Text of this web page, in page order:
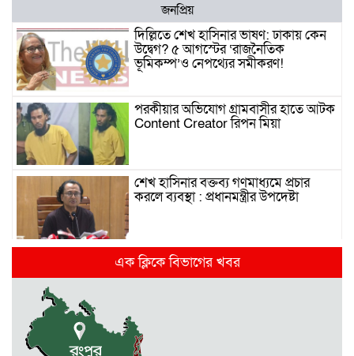
জনপ্রিয়
দিল্লিতে শেখ হাসিনার ভাষণ: ঢাকায় কেন
উদ্বেগ? ৫ আগস্টের ‘রাজনৈতিক
ভূমিকম্প’ও নেপথ্যের সমীকরণ!
পরকীয়ার অভিযোগ গ্রামবাসীর হাতে আটক
Content Creator রিপন মিয়া
শেখ হাসিনার বক্তব্য গণমাধ্যমে প্রচার
করলে ব্যবস্থা : প্রধানমন্ত্রীর উপদেষ্টা
দিল্লিতে হাসিনার গণমাধ্যমে ভাষণ নিয়ে যা
বলছে ভারত
রাজধানীর তিন ক্যাম্পাসে ছাত্রদল-
ছাত্রশিবির দফায় দফায় সংঘর্ষ
এক ক্লিকে বিভাগের খবর